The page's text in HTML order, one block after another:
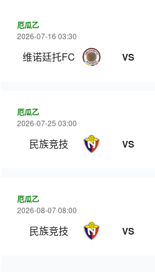
厄瓜乙
2026-07-16 03:30
维诺廷托FC VS
厄瓜乙
2026-07-25 03:00
民族竞技 VS
厄瓜乙
2026-08-07 08:00
民族竞技 VS